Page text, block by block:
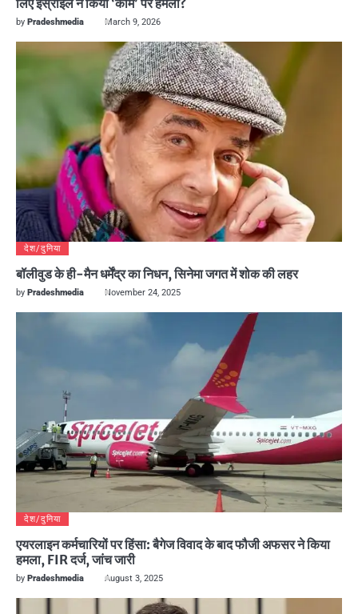
by Pradeshmedia March 9, 2026
देश/दुनिया
बॉलीवुड के ही-मैन धर्मेंद्र का निधन, सिनेमा जगत में शोक की लहर
by Pradeshmedia November 24, 2025
देश/दुनिया
एयरलाइन कर्मचारियों पर हिंसा: बैगेज विवाद के बाद फौजी अफसर ने किया
हमला, FIR दर्ज, जांच जारी
by Pradeshmedia August 3, 2025